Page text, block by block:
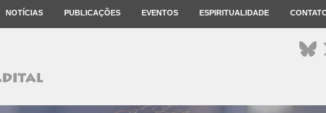
NOTÍCIAS PUBLICAÇÕES EVENTOS ESPIRITUALIDADE